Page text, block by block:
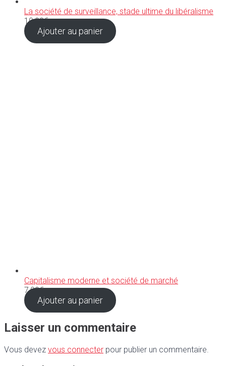
La société de surveillance, stade ultime du libéralisme
10,00€
Ajouter au panier
Capitalisme moderne et société de marché
7,00€
Ajouter au panier
Laisser un commentaire
Vous devez vous connecter pour publier un commentaire.